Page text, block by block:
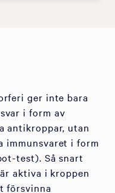
ger inte bara
i form av
antikroppar, utan
immunsvaret i form
test). Så snart
aktiva i kroppen
försvinna